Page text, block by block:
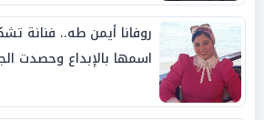
روفانا أيمن طه.. فنانة
اسمها بالإبداع وحصدت